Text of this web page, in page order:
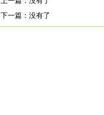
下一篇：没有了